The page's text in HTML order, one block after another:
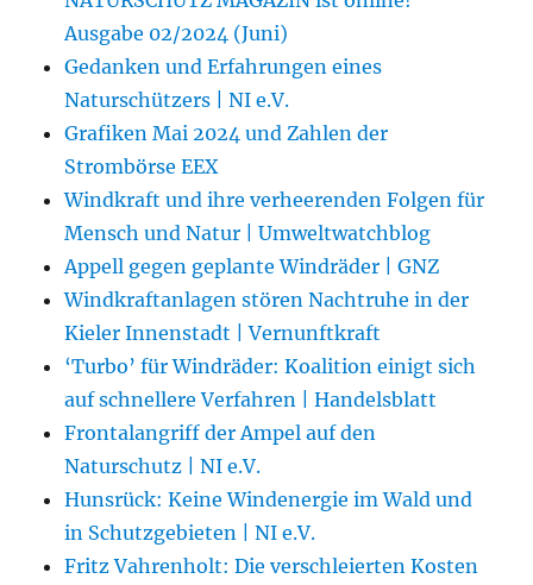
Ausgabe 02/2024 (Juni)
Gedanken und Erfahrungen eines
Naturschützers | NI e.V.
Grafiken Mai 2024 und Zahlen der
Strombörse EEX
Windkraft und ihre verheerenden Folgen für
Mensch und Natur | Umweltwatchblog
Appell gegen geplante Windräder | GNZ
Windkraftanlagen stören Nachtruhe in der
Kieler Innenstadt | Vernunftkraft
‘Turbo’ für Windräder: Koalition einigt sich
auf schnellere Verfahren | Handelsblatt
Frontalangriff der Ampel auf den
Naturschutz | NI e.V.
Hunsrück: Keine Windenergie im Wald und
in Schutzgebieten | NI e.V.
Fritz Vahrenholt: Die verschleierten Kosten